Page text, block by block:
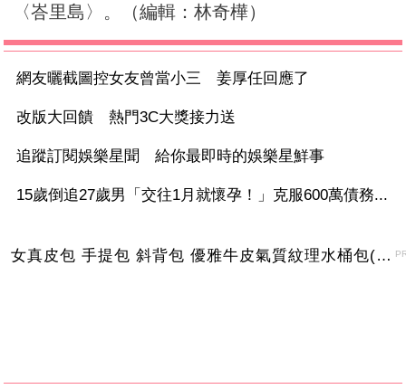
〈峇里島〉。（編輯：林奇樺）
網友曬截圖控女友曾當小三 姜厚任回應了
改版大回饋 熱門3C大獎接力送
追蹤訂閱娛樂星聞 給你最即時的娛樂星鮮事
15歲倒追27歲男「交往1月就懷孕！」克服600萬債務...
女真皮包 手提包 斜背包 優雅牛皮氣質紋理水桶包(2色)【XBO7950112】＊艾美時尚(現+預)